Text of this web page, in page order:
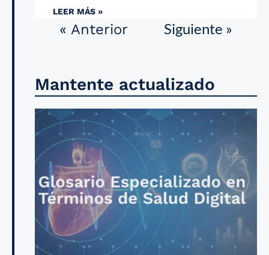
LEER MÁS »
« Anterior Siguiente »
Mantente actualizado